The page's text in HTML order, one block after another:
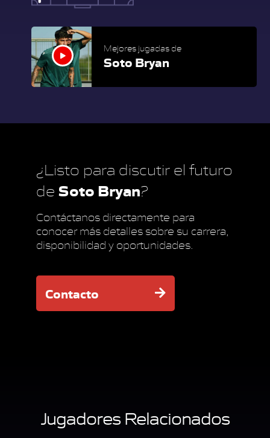
Mejores jugadas de
Soto Bryan
¿Listo para discutir el futuro
de Soto Bryan?
Contáctanos directamente para
conocer más detalles sobre su carrera,
disponibilidad y oportunidades.
Contacto
Jugadores Relacionados